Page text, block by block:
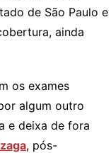
de São Paulo e
ainda
os exames
algum outro
e deixa de fora
, pós-